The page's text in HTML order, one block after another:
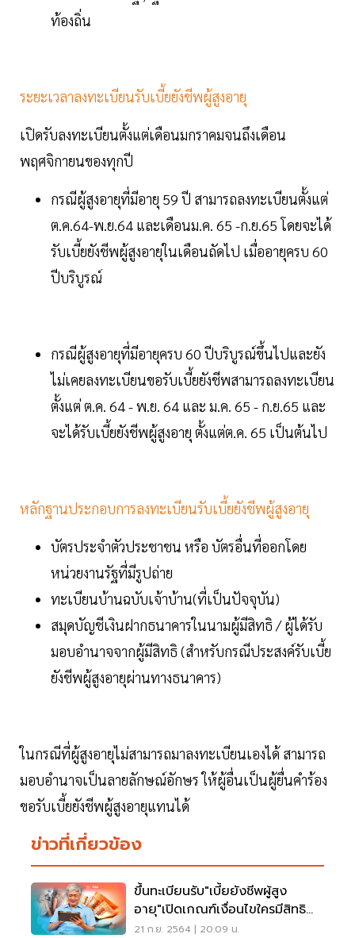
ท้องถิ่น
ระยะเวลาลงทะเบียนรับเบี้ยยังชีพผู้สูงอายุ
เปิดรับลงทะเบียนตั้งแต่เดือนมกราคมจนถึงเดือน
พฤศจิกายนของทุกปี
กรณีผู้สูงอายุที่มีอายุ 59 ปี สามารถลงทะเบียนตั้งแต่
ต.ค.64-พ.ย.64 และเดือนม.ค. 65 -ก.ย.65 โดยจะได้
รับเบี้ยยังชีพผู้สูงอายุในเดือนถัดไป เมื่ออายุครบ 60
ปีบริบูรณ์
กรณีผู้สูงอายุที่มีอายุครบ 60 ปีบริบูรณ์ขึ้นไปและยัง
ไม่เคยลงทะเบียนขอรับเบี้ยยังชีพสามารถลงทะเบียน
ตั้งแต่ ต.ค. 64 - พ.ย. 64 และ ม.ค. 65 - ก.ย.65 และ
จะได้รับเบี้ยยังชีพผู้สูงอายุ ตั้งแต่ต.ค. 65 เป็นต้นไป
หลักฐานประกอบการลงทะเบียนรับเบี้ยยังชีพผู้สูงอายุ
บัตรประจำตัวประชาชน หรือ บัตรอื่นที่ออกโดย
หน่วยงานรัฐที่มีรูปถ่าย
ทะเบียนบ้านฉบับเจ้าบ้าน(ที่เป็นปัจจุบัน)
สมุดบัญชีเงินฝากธนาคารในนามผู้มีสิทธิ / ผู้ได้รับ
มอบอำนาจจากผู้มีสิทธิ (สำหรับกรณีประสงค์รับเบี้ย
ยังชีพผู้สูงอายุผ่านทางธนาคาร)
ในกรณีที่ผู้สูงอายุไม่สามารถมาลงทะเบียนเองได้ สามารถ
มอบอำนาจเป็นลายลักษณ์อักษร ให้ผู้อื่นเป็นผู้ยื่นคำร้อง
ขอรับเบี้ยยังชีพผู้สูงอายุแทนได้
ข่าวที่เกี่ยวข้อง
ขึ้นทะเบียนรับ"เบี้ยยังชีพผู้สูง
อายุ"เปิดเกณฑ์เงื่อนไขใครมีสิทธิ
บ้าง
21 ก.ย. 2564 | 20:09 น.